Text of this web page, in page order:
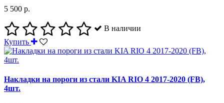
5 500 р.
В наличии
Купить
Накладки на пороги из стали KIA RIO 4 2017-2020 (FB),
4шт.